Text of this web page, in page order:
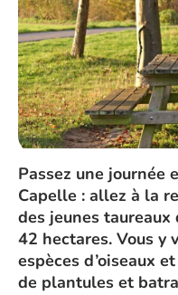
Passez une journée
Capelle : allez à la
des jeunes
42 hectares. Vous y
espèces d’oiseaux
de plantules et